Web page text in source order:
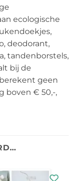
ecologische
deodorant,
tandenborstels,
bij de
geen
boven € 50,-,